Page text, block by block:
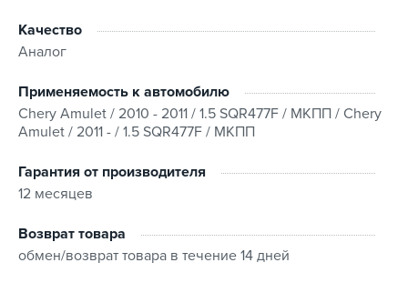
подберем изделие с учетом марки, модели и
комплектации транспортного средства или проверим
Условия покупки
Наш магазин предлагает быструю доставку заказов в
любой регион Украины с возможностью выбрать
удобный способ получения. Оплата возможна
Наличными при получении;
Качество
Аналог
Применяемость к автомобилю
Chery Amulet / 2010 - 2011 / 1.5 SQR477F / МКПП / Chery
Amulet / 2011 - / 1.5 SQR477F / МКПП
Гарантия от производителя
12 месяцев
Возврат товара
обмен/возврат товара в течение 14 дней